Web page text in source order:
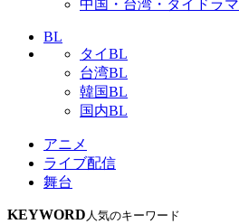
中国・台湾・タイドラマ
BL
タイBL
台湾BL
韓国BL
国内BL
アニメ
ライブ配信
舞台
KEYWORD 人気のキーワード